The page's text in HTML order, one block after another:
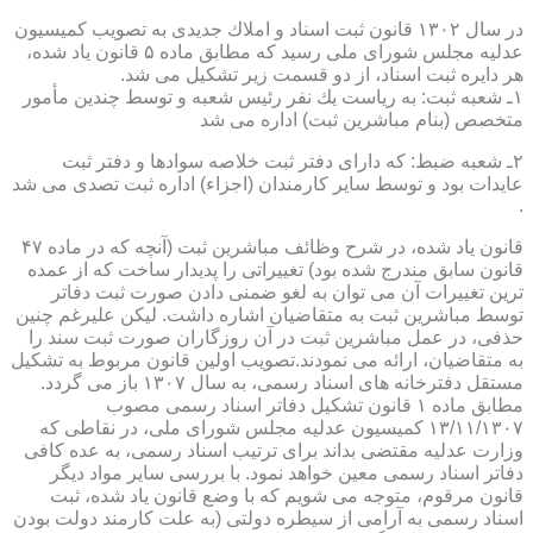
در سال ۱۳۰۲ قانون ثبت اسناد و املاك جدیدی به تصویب كمیسیون
عدلیه مجلس شورای ملی رسید كه مطابق ماده ۵ قانون یاد شده،
هر دایره ثبت اسناد، از دو قسمت زیر تشكیل می شد.
۱ـ شعبه ثبت: به ریاست یك نفر رئیس شعبه و توسط چندین مأمور
متخصص (بنام مباشرین ثبت) اداره می شد
۲ـ شعبه ضبط: كه دارای دفتر ثبت خلاصه سوادها و دفتر ثبت
عایدات بود و توسط سایر كارمندان (اجزاء) اداره ثبت تصدی می شد
.
قانون یاد شده، در شرح وظائف مباشرین ثبت (آنچه كه در ماده ۴۷
قانون سابق مندرج شده بود) تغییراتی را پدیدار ساخت كه از عمده
ترین تغییرات آن می توان به لغو ضمنی دادن صورت ثبت دفاتر
توسط مباشرین ثبت به متقاضیان اشاره داشت. لیكن علیرغم چنین
حذفی، در عمل مباشرین ثبت در آن روزگاران صورت ثبت سند را
به متقاضیان، ارائه می نمودند.تصویب اولین قانون مربوط به تشكیل
مستقل دفترخانه های اسناد رسمی، به سال ۱۳۰۷ باز می گردد.
مطابق ماده ۱ قانون تشكیل دفاتر اسناد رسمی مصوب
۱۳/۱۱/۱۳۰۷ كمیسیون عدلیه مجلس شورای ملی، در نقاطی كه
وزارت عدلیه مقتضی بداند برای ترتیب اسناد رسمی، به عده كافی
دفاتر اسناد رسمی معین خواهد نمود. با بررسی سایر مواد دیگر
قانون مرقوم، متوجه می شویم كه با وضع قانون یاد شده، ثبت
اسناد رسمی به آرامی از سیطره دولتی (به علت كارمند دولت بودن